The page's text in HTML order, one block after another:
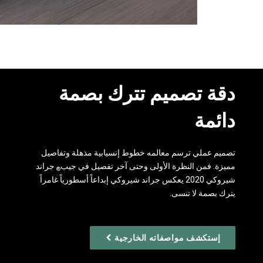
دقة تصميم تترك بصمة
دائمة ‏
تصميم عملي ترسم معالمه خطوط إنسيابية مذهلة وتفاصيل
مميزة. فمن النظرة الأولى وحتى آخر تفصيل في جيب®جراند
شيروكي 2020 يعكس جراند شيروكي إبداعاً أسطورياً غامراً
يترك بصمة لا تنسى.
إستكشف مواصفاته الخارجية